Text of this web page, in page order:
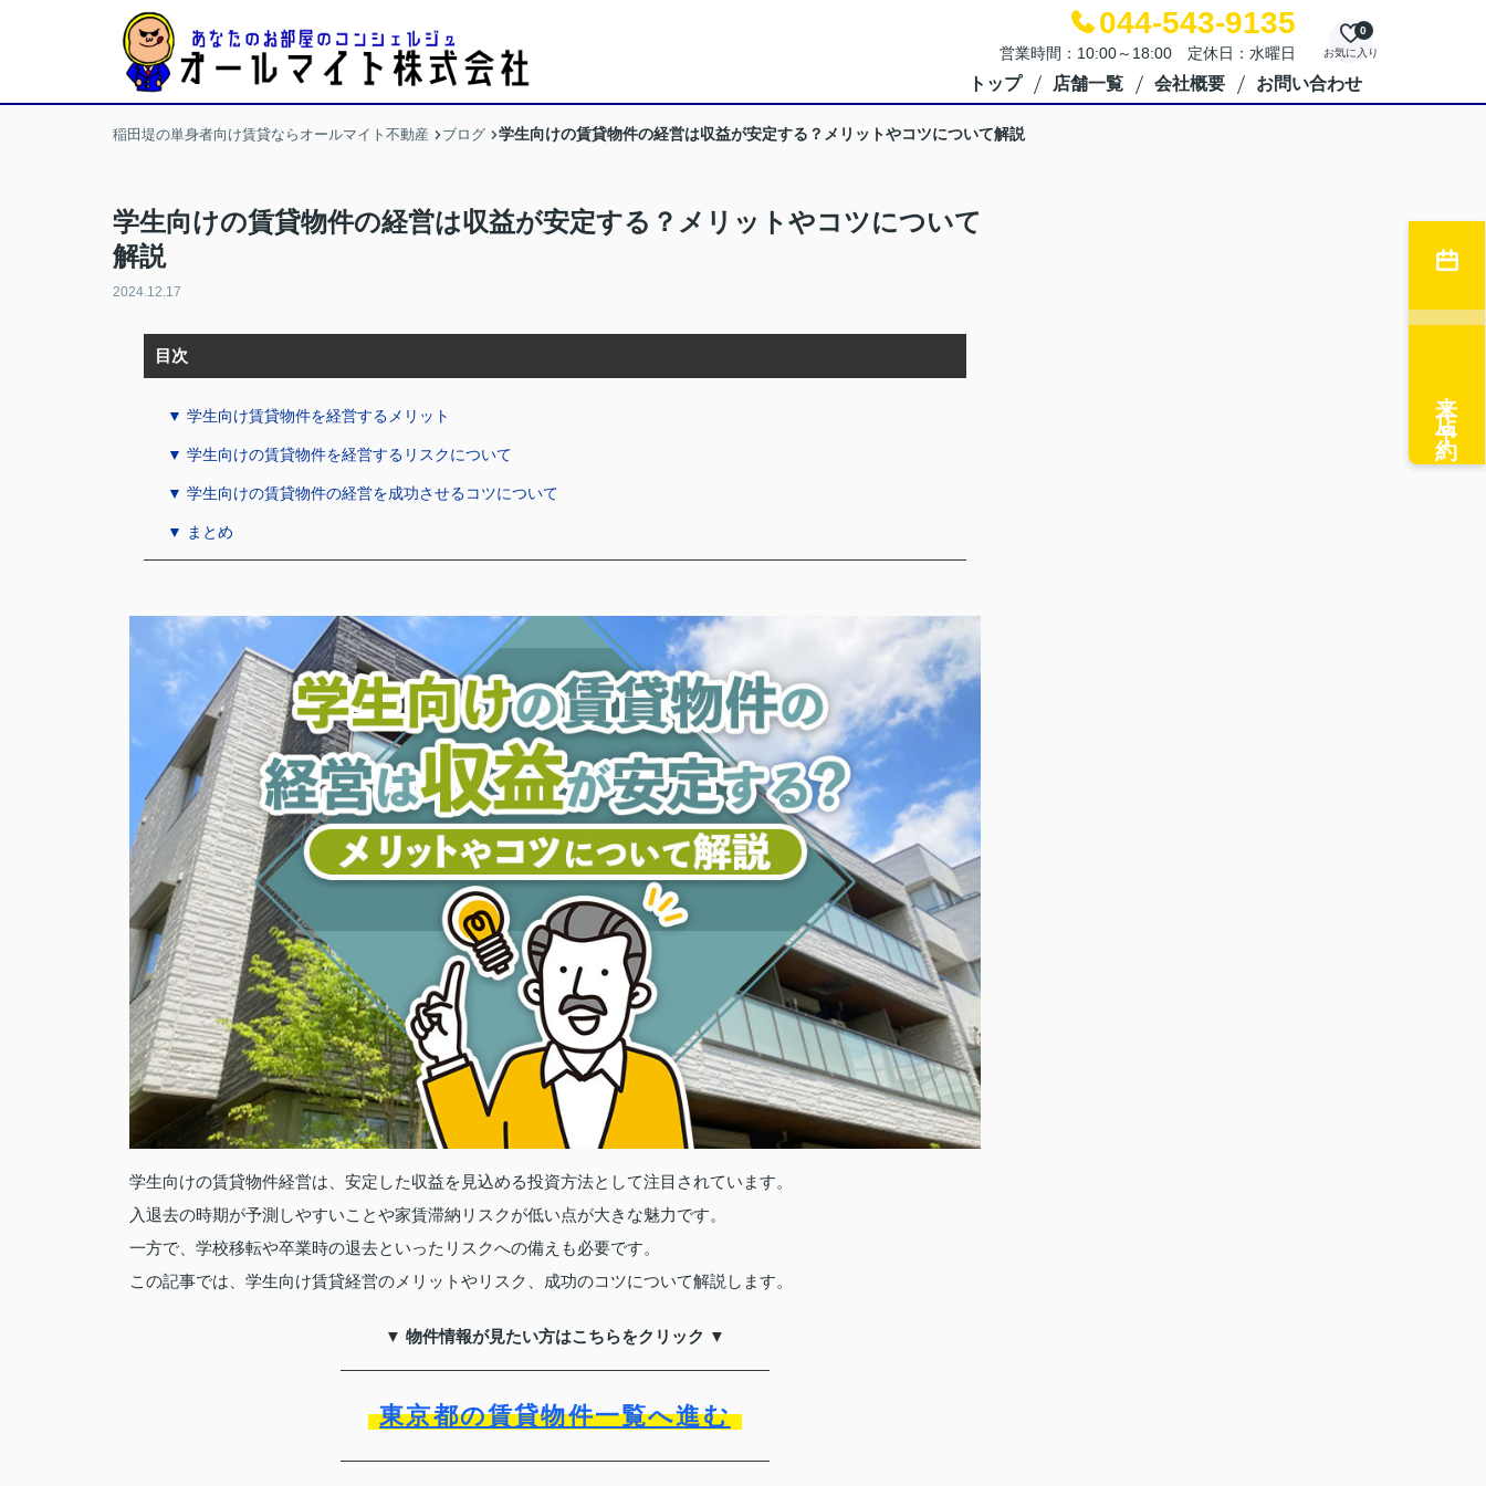
044-543-9135
営業時間：10:00～18:00 定休日：水曜日 お気に入り
0
トップ 店舗一覧 会社概要 お問い合わせ
稲田堤の単身者向け賃貸ならオールマイト不動産 ブログ 学生向けの賃貸物件の経営は収益が安定する？メリットやコツについて解説
学生向けの賃貸物件の経営は収益が安定する？メリットやコツについて
解説
2024.12.17
目次
▼ 学生向け賃貸物件を経営するメリット
▼ 学生向けの賃貸物件を経営するリスクについて
▼ 学生向けの賃貸物件の経営を成功させるコツについて
▼ まとめ
学生向けの賃貸物件経営は、安定した収益を見込める投資方法として注目されています。
入退去の時期が予測しやすいことや家賃滞納リスクが低い点が大きな魅力です。
一方で、学校移転や卒業時の退去といったリスクへの備えも必要です。
この記事では、学生向け賃貸経営のメリットやリスク、成功のコツについて解説します。
▼ 物件情報が見たい方はこちらをクリック ▼
東京都の賃貸物件一覧へ進む
来店予約